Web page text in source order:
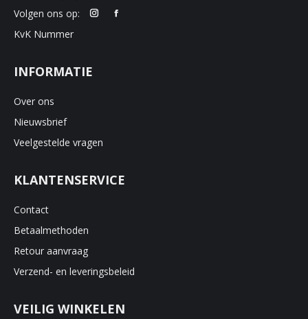
Volgen ons op:
KvK Nummer
INFORMATIE
Over ons
Nieuwsbrief
Veelgestelde vragen
KLANTENSERVICE
Contact
Betaalmethoden
Retour aanvraag
Verzend- en leveringsbeleid
VEILIG WINKELEN